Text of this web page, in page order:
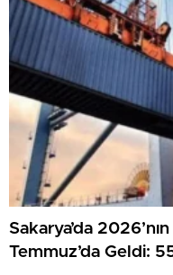
Sakarya’da
Temmuz’da Geldi: